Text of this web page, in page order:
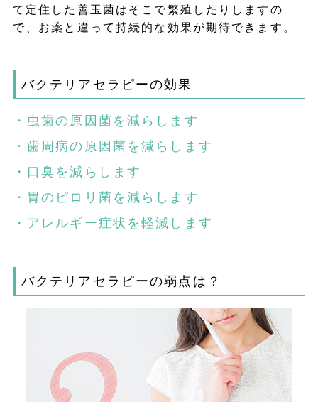
て定住した善玉菌はそこで繁殖したりしますの
で、お薬と違って持続的な効果が期待できます。
バクテリアセラピーの効果
・虫歯の原因菌を減らします
・歯周病の原因菌を減らします
・口臭を減らします
・胃のピロリ菌を減らします
・アレルギー症状を軽減します
バクテリアセラピーの弱点は？